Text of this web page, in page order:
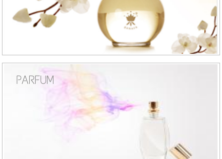
PARFUM